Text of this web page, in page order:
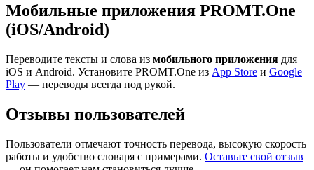
Мобильные приложения PROMT.One
(iOS/Android)
Переводите тексты и слова из мобильного приложения для
iOS и Android. Установите PROMT.One из App Store и Google
Play — переводы всегда под рукой.
Отзывы пользователей
Пользователи отмечают точность перевода, высокую скорость
работы и удобство словаря с примерами. Оставьте свой отзыв